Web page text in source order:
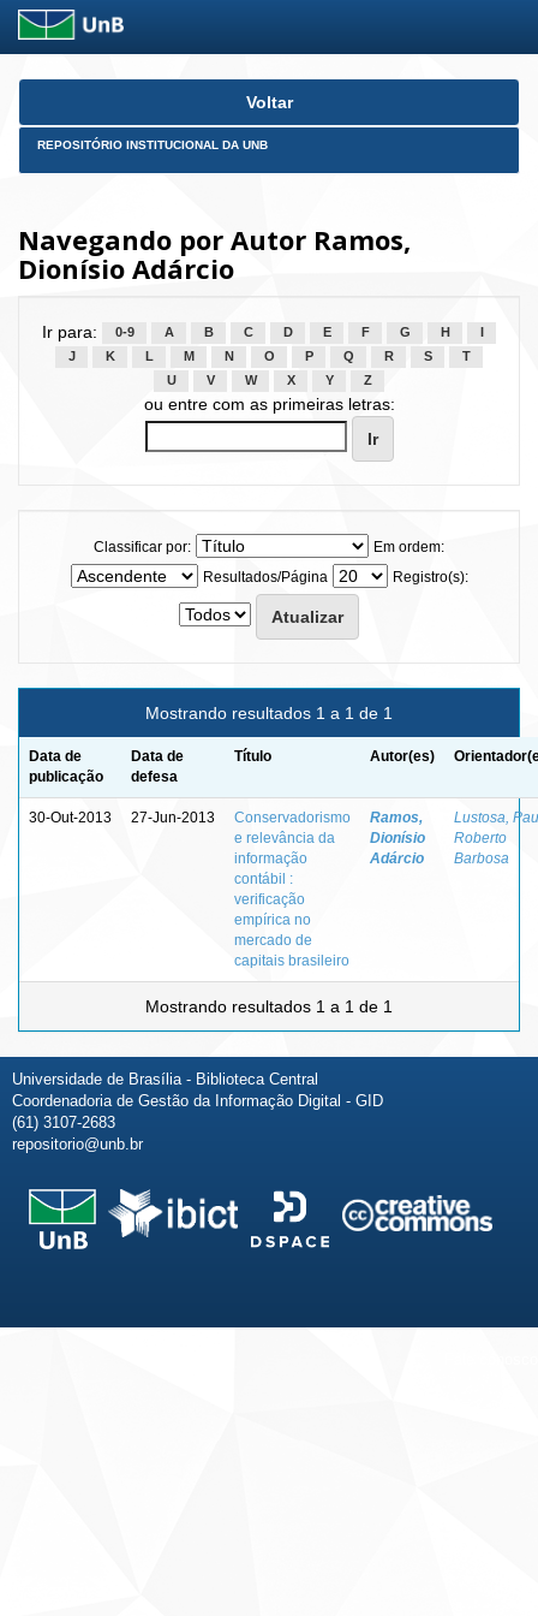
Skip
Voltar
REPOSITÓRIO INSTITUCIONAL DA UNB
Navegando por Autor Ramos,
Dionísio Adárcio
Ir para: 0-9 A B C D E F G H
J
K L M N O P Q R S
T
U
V W X Y Z
ou entre com as primeiras letras:
Classificar por:
Em ordem:
Resultados/Página
Registro(s):
Mostrando resultados 1 a 1 de 1
Data de
publicação
Data de
defesa
Título Autor(es)
30-Out-2013 27-Jun-2013
Conservadorismo
e relevância da
informação
contábil :
verificação
empírica no
mercado de
capitais brasileiro
Ramos,
Dionísio
Adárcio
Lustosa,
Roberto
Barbosa
Mostrando resultados 1 a 1 de 1
Universidade de Brasília - Biblioteca Central
Coordenadoria de Gestão da Informação Digital - GID
(61) 3107-2683
repositorio@unb.br